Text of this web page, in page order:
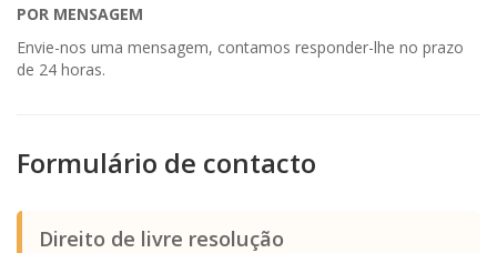
POR MENSAGEM
Envie-nos uma mensagem, contamos responder-lhe no prazo
de 24 horas.
Formulário de contacto
Direito de livre resolução